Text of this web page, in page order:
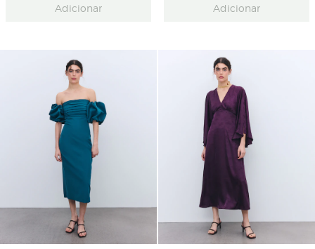
Adicionar Adicionar